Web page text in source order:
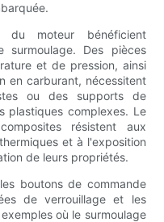
du moteur bénéficient
surmoulage. Des pièces
et de pression, ainsi
en carburant, nécessitent
ou des supports de
plastiques complexes. Le
résistent aux
et à l'exposition
de leurs propriétés.
boutons de commande
de verrouillage et les
où le surmoulage